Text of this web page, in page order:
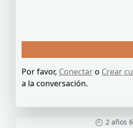
Por favor, Conectaro Crear
a la conversación.
2 años